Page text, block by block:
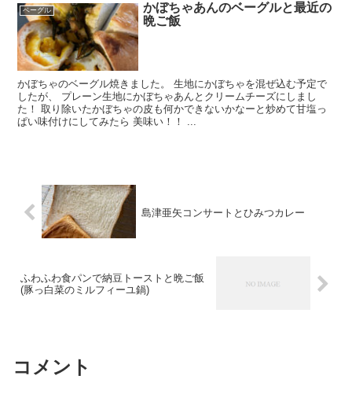
ベーグル
かぼちゃあんのベーグルと最近の
晩ご飯
かぼちゃのベーグル焼きました。 生地にかぼちゃを混ぜ込む予定で
したが、 プレーン生地にかぼちゃあんとクリームチーズにしまし
た！ 取り除いたかぼちゃの皮も何かできないかなーと炒めて甘塩っ
ぱい味付けにしてみたら 美味い！！ ...
島津亜矢コンサートとひみつカレー
ふわふわ食パンで納豆トーストと晩ご飯
(豚っ白菜のミルフィーユ鍋)
コメント